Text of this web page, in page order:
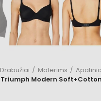
Drabužiai Moterims
Triumph Modern Soft+Cotton